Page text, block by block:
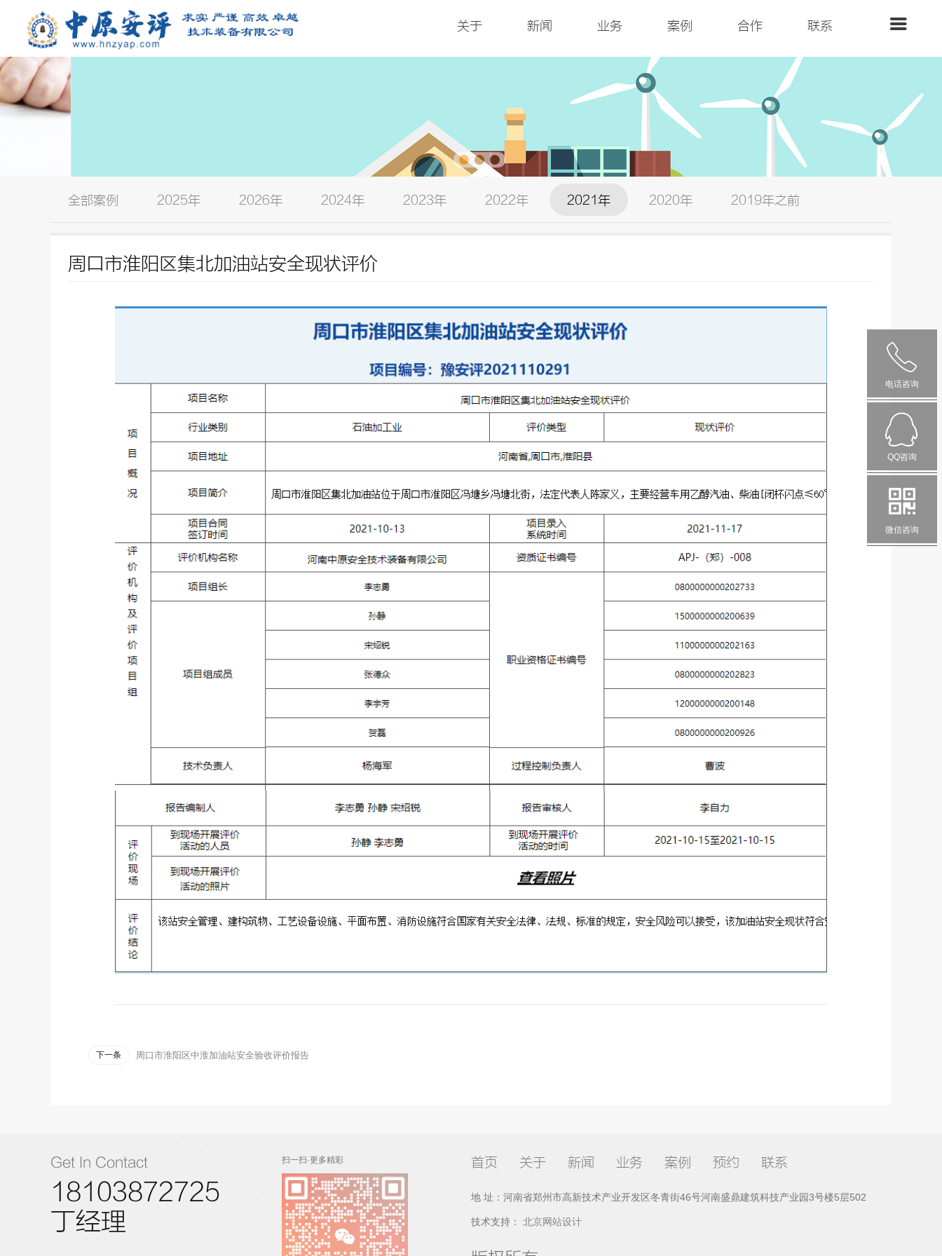
关于 新闻 业务 案例 合作 联系
全部案例 2025年 2026年 2024年 2023年 2022年 2021年 2020年 2019年之前
周口市淮阳区集北加油站安全现状评价
下一条 周口市淮阳区中淮加油站安全验收评价报告
Get In Contact
18103872725
丁经理
扫一扫·更多精彩 首页 关于 新闻 业务 案例 预约 联系
地 址：河南省郑州市高新技术产业开发区冬青街46号河南盛鼎建筑科技产业园3号楼5层502
技术支持： 北京网站设计
电话咨询
QQ咨询
微信咨询